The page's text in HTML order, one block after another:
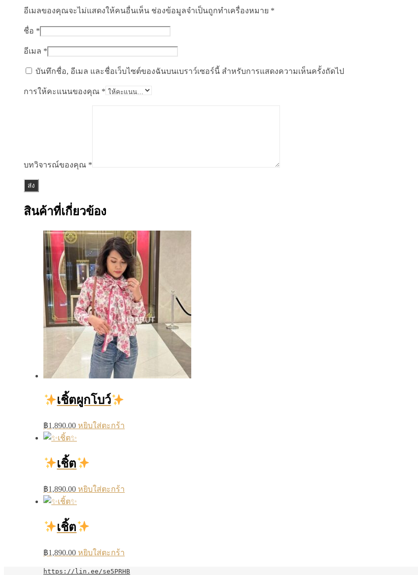
อีเมลของคุณจะไม่แสดงให้คนอื่นเห็น ช่องข้อมูลจำเป็นถูกทำเครื่องหมาย *
ชื่อ *
อีเมล *
บันทึกชื่อ, อีเมล และชื่อเว็บไซต์ของฉันบนเบราว์เซอร์นี้ สำหรับการแสดงความเห็นครั้งถัดไป
การให้คะแนนของคุณ *
บทวิจารณ์ของคุณ *
สินค้าที่เกี่ยวข้อง
เชิ้ตผูกโบว์
฿1,890.00 หยิบใส่ตะกร้า
เชิ้ต
฿1,890.00 หยิบใส่ตะกร้า
เชิ้ต
฿1,890.00 หยิบใส่ตะกร้า
https://lin.ee/se5PRHB